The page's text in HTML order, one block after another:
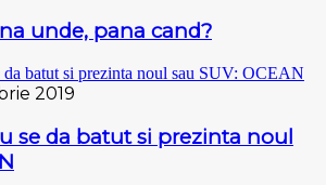
unde, pana cand?
2019
se da batut si prezinta noul